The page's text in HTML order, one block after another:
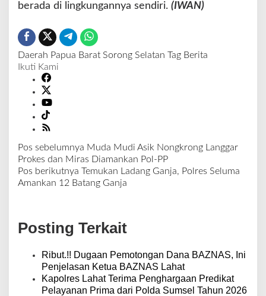
berada di lingkungannya sendiri. (IWAN)
Daerah Papua Barat Sorong Selatan Tag Berita
Ikuti Kami
N
a
v
a
s
Pos sebelumnya Muda Mudi Asik Nongkrong Langgar
Prokes dan Miras Diamankan Pol-PP
Pos berikutnya Temukan Ladang Ganja, Polres Seluma
Amankan 12 Batang Ganja
Posting Terkait
Ribut.!! Dugaan Pemotongan Dana BAZNAS, Ini
Penjelasan Ketua BAZNAS Lahat
Kapolres Lahat Terima Penghargaan Predikat
Pelayanan Prima dari Polda Sumsel Tahun 2026